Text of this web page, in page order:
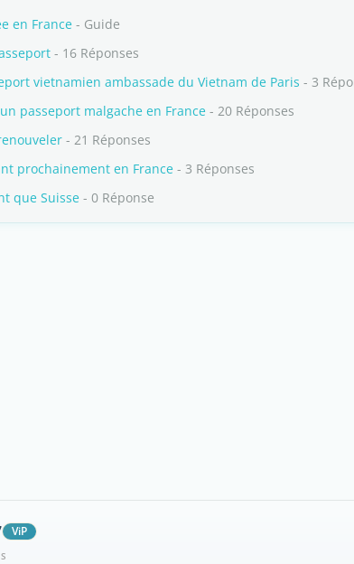
en France - Guide
- 16 Réponses
vietnamien ambassade du Vietnam de Paris - 3
passeport malgache en France - 20 Réponses
- 21 Réponses
prochainement en France - 3 Réponses
que Suisse - 0 Réponse
ViP